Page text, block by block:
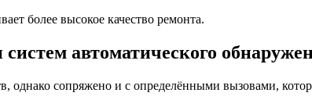
более высокое качество ремонта.
автоматического
однако сопряжено и с определёнными вызовами,